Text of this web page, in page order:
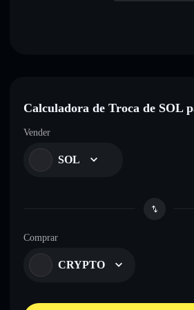
Calculadora de Troca de SOL
Vender
SOL
Comprar
CRYPTO